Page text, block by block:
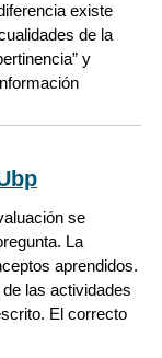
existe
de la
y
se
La
aprendidos.
las actividades
El correcto